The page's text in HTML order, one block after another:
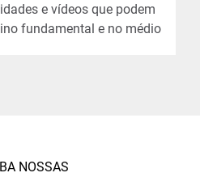
e vídeos que podem
fundamental e no médio
NOSSAS